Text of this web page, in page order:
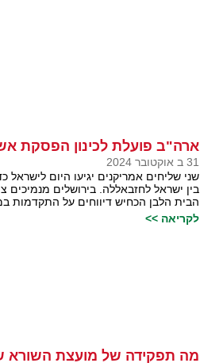
ארה"ב פועלת לכינון הפסקת אש של 60 יום בין ישראל
31 ב אוקטובר 2024
שני שליחים אמריקנים יגיעו היום לישראל
בין ישראל לחזבאללה. בירושלים מנמיכים
הבית הלבן הכחיש דיווחים על התקדמות
לקריאה >>
מה תפקידה של מועצת השורא